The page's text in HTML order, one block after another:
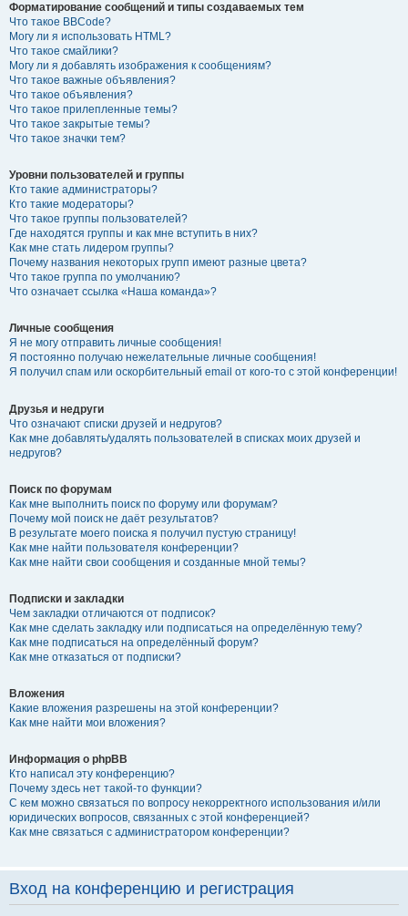
Форматирование сообщений и типы создаваемых тем
Что такое BBCode?
Могу ли я использовать HTML?
Что такое смайлики?
Могу ли я добавлять изображения к сообщениям?
Что такое важные объявления?
Что такое объявления?
Что такое прилепленные темы?
Что такое закрытые темы?
Что такое значки тем?
Уровни пользователей и группы
Кто такие администраторы?
Кто такие модераторы?
Что такое группы пользователей?
Где находятся группы и как мне вступить в них?
Как мне стать лидером группы?
Почему названия некоторых групп имеют разные цвета?
Что такое группа по умолчанию?
Что означает ссылка «Наша команда»?
Личные сообщения
Я не могу отправить личные сообщения!
Я постоянно получаю нежелательные личные сообщения!
Я получил спам или оскорбительный email от кого-то с этой конференции!
Друзья и недруги
Что означают списки друзей и недругов?
Как мне добавлять/удалять пользователей в списках моих друзей и
недругов?
Поиск по форумам
Как мне выполнить поиск по форуму или форумам?
Почему мой поиск не даёт результатов?
В результате моего поиска я получил пустую страницу!
Как мне найти пользователя конференции?
Как мне найти свои сообщения и созданные мной темы?
Подписки и закладки
Чем закладки отличаются от подписок?
Как мне сделать закладку или подписаться на определённую тему?
Как мне подписаться на определённый форум?
Как мне отказаться от подписки?
Вложения
Какие вложения разрешены на этой конференции?
Как мне найти мои вложения?
Информация о phpBB
Кто написал эту конференцию?
Почему здесь нет такой-то функции?
С кем можно связаться по вопросу некорректного использования и/или
юридических вопросов, связанных с этой конференцией?
Как мне связаться с администратором конференции?
Вход на конференцию и регистрация